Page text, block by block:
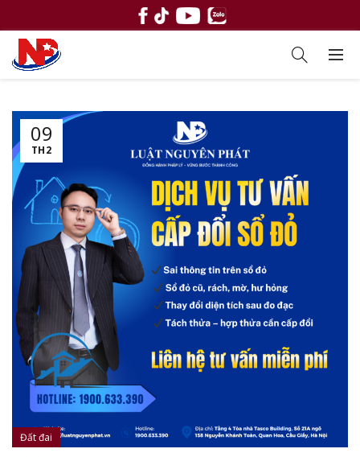
09
TH2
Đất đai